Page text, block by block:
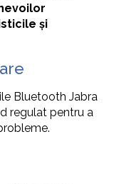
și
Bluetooth Jabra
regulat pentru a